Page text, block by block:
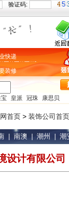
验证码:
快递
装修
皇派 冠珠 康思贝
首页 > 装饰公司首页
南澳 潮州 潮
设计有限公司